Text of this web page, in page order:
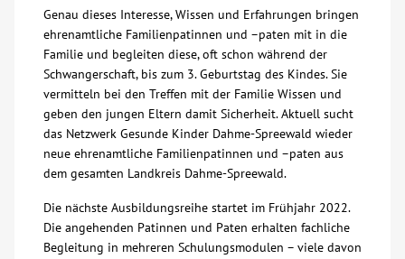
Karriere
Ausbildung
Glossar
Kontakt
Genau dieses Interesse, Wissen und Erfahrungen bringen
ehrenamtliche Familienpatinnen und –paten mit in die
Familie und begleiten diese, oft schon während der
Schwangerschaft, bis zum 3. Geburtstag des Kindes. Sie
vermitteln bei den Treffen mit der Familie Wissen und
geben den jungen Eltern damit Sicherheit. Aktuell sucht
das Netzwerk Gesunde Kinder Dahme-Spreewald wieder
neue ehrenamtliche Familienpatinnen und –paten aus
dem gesamten Landkreis Dahme-Spreewald.
Die nächste Ausbildungsreihe startet im Frühjahr 2022.
Die angehenden Patinnen und Paten erhalten fachliche
Begleitung in mehreren Schulungsmodulen – viele davon